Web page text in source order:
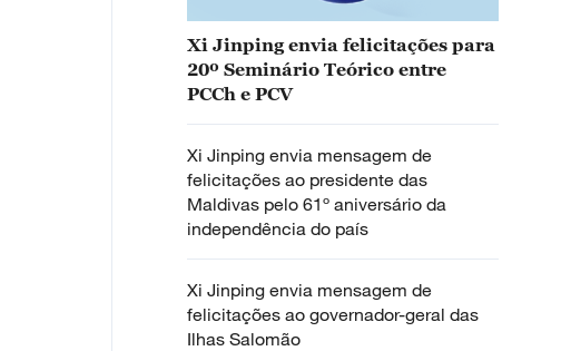
Xi Jinping envia felicitações para
20º Seminário Teórico entre
PCCh e PCV
Xi Jinping envia mensagem de
felicitações ao presidente das
Maldivas pelo 61º aniversário da
independência do país
Xi Jinping envia mensagem de
felicitações ao governador-geral das
Ilhas Salomão